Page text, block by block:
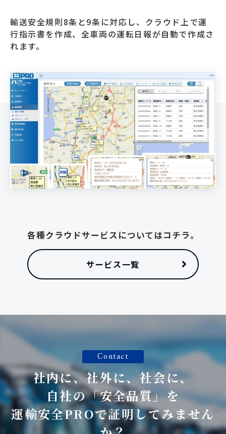
輸送安全規則8条と9条に対応し、クラウド上で運
行指示書を作成、全車両の運転日報が自動で作成さ
れます。
各種クラウドサービスについてはコチラ。
サービス一覧
Contact
社内に、社外に、社会に、
自社の「安全品質」を
運輸安全PROで証明してみません